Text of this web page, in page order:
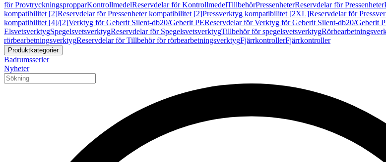
för ProvtryckningspropparKontrollmedelReservdelar för KontrollmedelTillbehörPressenheterReservdelar för Pressenheter
kompatibilitet [2]Reservdelar för Pressenheter kompatibilitet [2]Pressverktyg kompatibilitet [2XL]Reservdelar för
kompatibilitet [4]/[2]Verktyg för Geberit Silent-db20/Geberit PEReservdelar för Verktyg för Geberit Silent-db20/Geberit
ElsvetsverktygSpegelsvetsverktygReservdelar för SpegelsvetsverktygTillbehör för spegelsvetsverktyg
rörbearbetningsverktygReservdelar för Tillbehör för rörbearbetningsverktygFjärrkontrollerFjärrkontroller
Produktkategorier
Badrumsserier
Nyheter